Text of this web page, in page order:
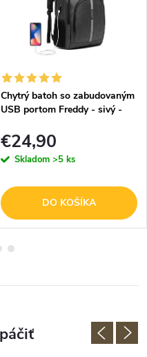
Chytrý batoh so zabudovaným
USB portom Freddy - sivý -
€24,90
Skladom >5 ks
DO KOŠÍKA